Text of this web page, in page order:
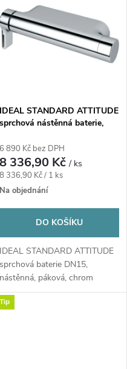
IDEAL STANDARD ATTITUDE
sprchová nástěnná baterie,
6 890 Kč bez DPH
8 336,90 Kč/ ks
Měrná
cena:
8 336,90 Kč / 1 ks
Na objednání
DO KOŠÍKU
IDEAL STANDARD ATTITUDE
sprchová baterie DN15,
nástěnná, páková, chrom
Tip